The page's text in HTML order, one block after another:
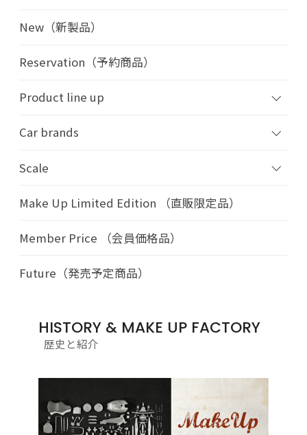
New（新製品）
Reservation（予約商品）
Product line up
Car brands
Scale
Make Up Limited Edition （直販限定品）
Member Price （会員価格品）
Future（発売予定商品）
HISTORY & MAKE UP FACTORY
歴史と紹介